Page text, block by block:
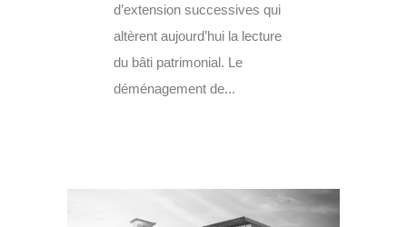
d’extension successives qui
altèrent aujourd’hui la lecture
du bâti patrimonial. Le
déménagement de...